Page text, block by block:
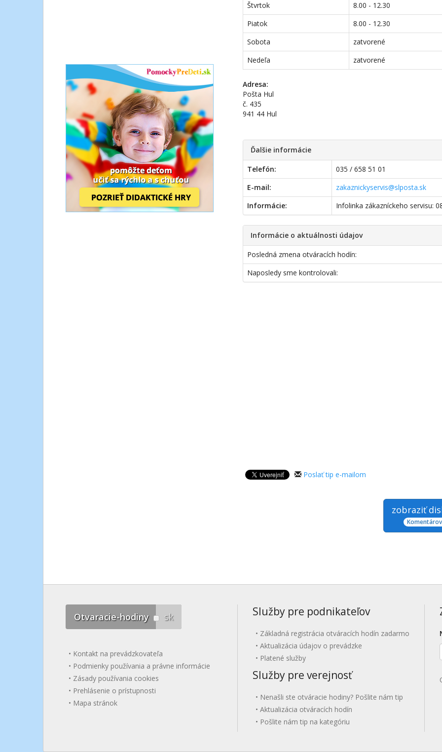
Štvrtok
8.00 - 12.30
Piatok
8.00 - 12.30
Sobota
zatvorené
Nedeľa
zatvorené
Adresa:
Pošta Hul
č. 435
941 44 Hul
Ďalšie informácie
Telefón:
035 / 658 51 01
E-mail:
zakaznickyservis@slposta.sk
Informácie:
Infolinka zákazníckeho servisu:
Informácie o aktuálnosti údajov
Posledná zmena otváracích hodín:
Naposledy sme kontrolovali:
Poslať tip e-mailom
zobraziť
Otvaracie-hodiny sk
Kontakt na prevádzkovateľa
Podmienky používania a právne informácie
Zásady používania cookies
Prehlásenie o prístupnosti
Mapa stránok
Služby pre podnikateľov
Základná registrácia otváracích hodín zadarmo
Aktualizácia údajov o prevádzke
Platené služby
Služby pre verejnosť
Nenašli ste otváracie hodiny? Pošlite nám tip
Aktualizácia otváracích hodín
Pošlite nám tip na kategóriu
E-